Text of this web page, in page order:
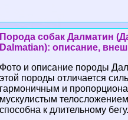
Порода собак Далматин
Dalmatian): описание,
Фото и описание породы
этой породы отличается
гармоничным и
мускулистым
способна к длительному